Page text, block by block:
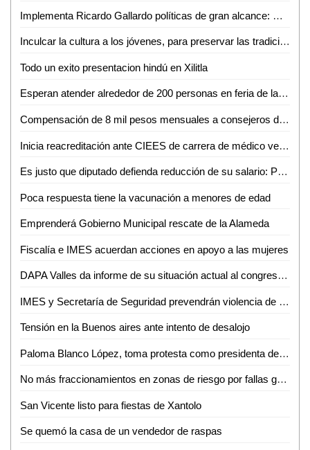
Implementa Ricardo Gallardo políticas de gran alcance: Diputados federales
Inculcar la cultura a los jóvenes, para preservar las tradiciones: Zenón Rivas Godoy
Todo un exito presentacion hindú en Xilitla
Esperan atender alrededor de 200 personas en feria de la salud en San Carlos
Compensación de 8 mil pesos mensuales a consejeros de Desarrollo Social, aprueba Cabildo
Inicia reacreditación ante CIEES de carrera de médico veterinaria y zootecnia de la UASLP
Es justo que diputado defienda reducción de su salario: Priego Rivera
Poca respuesta tiene la vacunación a menores de edad
Emprenderá Gobierno Municipal rescate de la Alameda
Fiscalía e IMES acuerdan acciones en apoyo a las mujeres
DAPA Valles da informe de su situación actual al congreso y la CEA
IMES y Secretaría de Seguridad prevendrán violencia de género
Tensión en la Buenos aires ante intento de desalojo
Paloma Blanco López, toma protesta como presidenta de CEEPAC
No más fraccionamientos en zonas de riesgo por fallas geológicas
San Vicente listo para fiestas de Xantolo
Se quemó la casa de un vendedor de raspas